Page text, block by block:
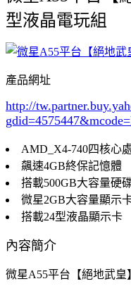
型液晶電玩組
產品網址
http://
gdid=4575447
AMD_X4-740四核心
飆速4GB終保記憶體
搭載500GB大容量硬
微星2GB大容量顯示
搭載24型液晶顯示卡
內容簡介
微星A55平台【絕地武皇